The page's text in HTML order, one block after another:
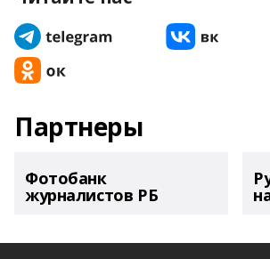
Партнеры
Фотобанк
журналистов РБ